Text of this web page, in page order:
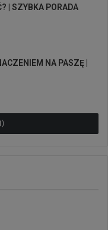
| SZYBKA PORADA
NA PASZĘ |